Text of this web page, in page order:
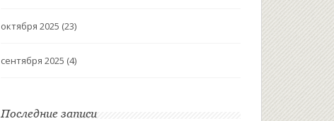
октября 2025 (23)
сентября 2025 (4)
Последние записи